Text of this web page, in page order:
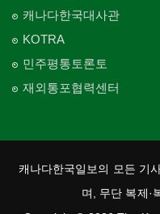
캐나다한국대사관
KOTRA
민주평통토론토
재외통포협력센터
캐나다한국일보의 모든 기
며, 무단 복제·